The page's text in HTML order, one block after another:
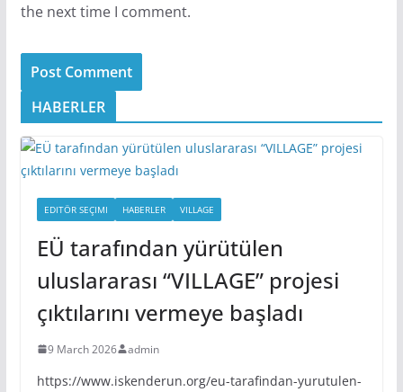
the next time I comment.
HABERLER
EDITÖR SEÇIMI HABERLER VILLAGE
EÜ tarafından yürütülen
uluslararası “VILLAGE” projesi
çıktılarını vermeye başladı
9 March 2026 admin
https://www.iskenderun.org/eu-tarafindan-yurutulen-